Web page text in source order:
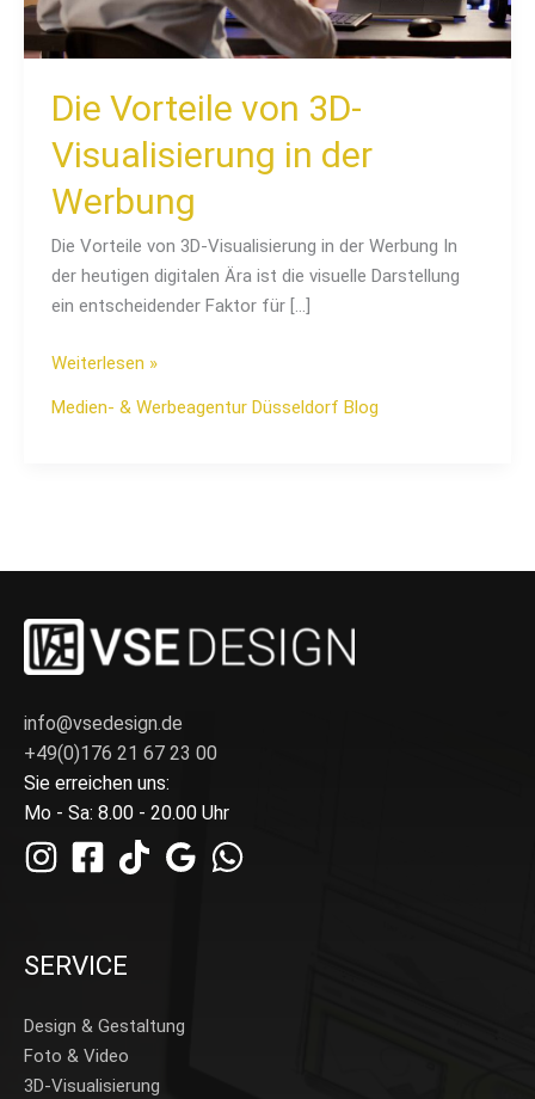
Die Vorteile von 3D-
Visualisierung in der
Werbung
Die Vorteile von 3D-Visualisierung in der Werbung In
der heutigen digitalen Ära ist die visuelle Darstellung
ein entscheidender Faktor für […]
Werbung
Weiterlesen »
Medien- & Werbeagentur Düsseldorf Blog
info@vsedesign.de
+49(0)176 21 67 23 00
Sie erreichen uns:
Mo - Sa: 8.00 - 20.00 Uhr
SERVICE
Design & Gestaltung
Foto & Video
3D-Visualisierung